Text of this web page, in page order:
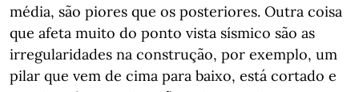
média, são piores que os posteriores. Outra coisa
que afeta muito do ponto vista sísmico são as
irregularidades na construção, por exemplo, um
pilar que vem de cima para baixo, está cortado e